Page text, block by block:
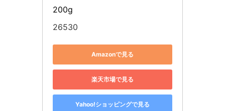
200g
26530
Amazonで見る
楽天市場で見る
Yahoo!ショッピングで見る